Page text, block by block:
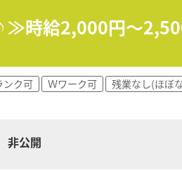
っています。
を構築した結果、四国の調剤薬
て表彰しています。
残業を抑える等「働き方改革」を
り組んでいます。
♪≫時給2,000円～
ンク可 Ｗワーク可 残業なし(ほぼ
非公開